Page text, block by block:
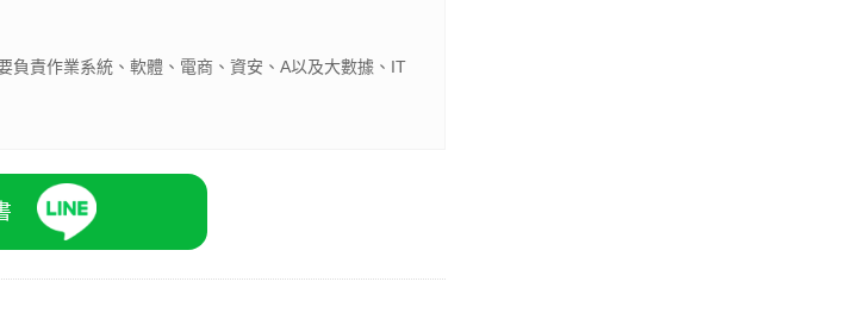
負責作業系統、軟體、電商、資安、A以及大數據、IT